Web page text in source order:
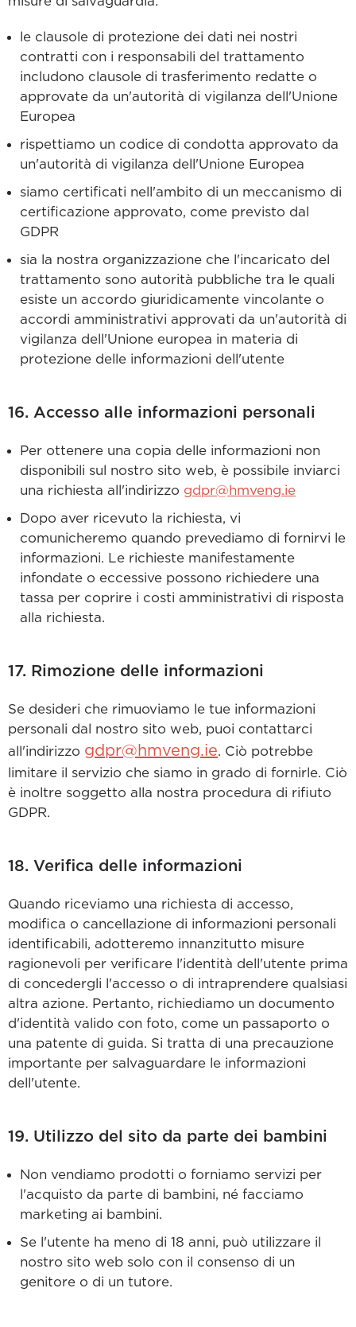
le clausole di protezione dei dati nei nostri
contratti con i responsabili del trattamento
includono clausole di trasferimento redatte o
approvate da un'autorità di vigilanza dell'Unione
Europea
rispettiamo un codice di condotta approvato da
un'autorità di vigilanza dell'Unione Europea
siamo certificati nell'ambito di un meccanismo di
certificazione approvato, come previsto dal
GDPR
sia la nostra organizzazione che l'incaricato del
trattamento sono autorità pubbliche tra le quali
esiste un accordo giuridicamente vincolante o
accordi amministrativi approvati da un'autorità di
vigilanza dell'Unione europea in materia di
protezione delle informazioni dell'utente
16. Accesso alle informazioni personali
Per ottenere una copia delle informazioni non
disponibili sul nostro sito web, è possibile inviarci
una richiesta all'indirizzo gdpr@hmveng.ie
Dopo aver ricevuto la richiesta, vi
comunicheremo quando prevediamo di fornirvi le
informazioni. Le richieste manifestamente
infondate o eccessive possono richiedere una
tassa per coprire i costi amministrativi di risposta
alla richiesta.
17. Rimozione delle informazioni
Se desideri che rimuoviamo le tue informazioni
personali dal nostro sito web, puoi contattarci
all'indirizzo gdpr@hmveng.ie. Ciò potrebbe
limitare il servizio che siamo in grado di fornirle. Ciò
è inoltre soggetto alla nostra procedura di rifiuto
GDPR.
18. Verifica delle informazioni
Quando riceviamo una richiesta di accesso,
modifica o cancellazione di informazioni personali
identificabili, adotteremo innanzitutto misure
ragionevoli per verificare l'identità dell'utente prima
di concedergli l'accesso o di intraprendere qualsiasi
altra azione. Pertanto, richiediamo un documento
d'identità valido con foto, come un passaporto o
una patente di guida. Si tratta di una precauzione
importante per salvaguardare le informazioni
dell'utente.
19. Utilizzo del sito da parte dei bambini
Non vendiamo prodotti o forniamo servizi per
l'acquisto da parte di bambini, né facciamo
marketing ai bambini.
Se l'utente ha meno di 18 anni, può utilizzare il
nostro sito web solo con il consenso di un
genitore o di un tutore.